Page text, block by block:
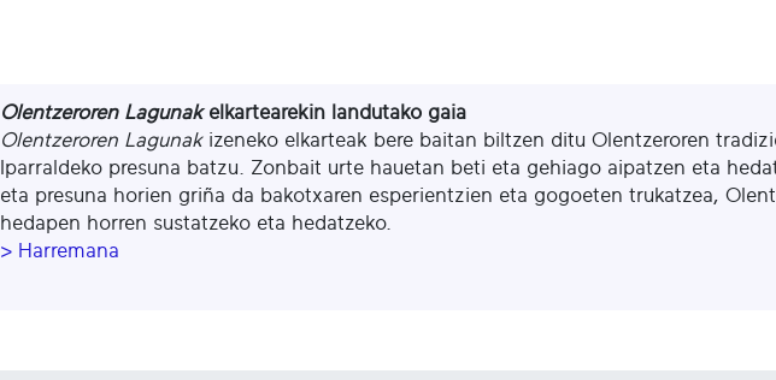
Olentzeroren Lagunakelkartearekin landutako gaia
Olentzeroren Lagunakizeneko elkarteak bere baitan biltzen ditu Olentzeroren
Iparraldeko presuna batzu. Zonbait urte hauetan beti eta gehiago aipatzen eta
eta presuna horien griña da bakotxaren esperientzien eta gogoeten trukatzea,
hedapen horren sustatzeko eta hedatzeko.
> Harremana